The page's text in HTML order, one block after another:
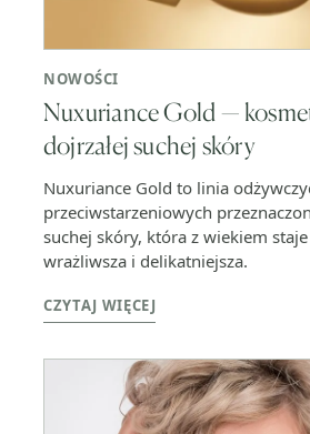
NOWOŚCI
Nuxuriance Gold —
dojrzałej suchej skóry
Nuxuriance Gold to linia
przeciwstarzeniowych
suchej skóry, która z wiekiem
wrażliwsza i delikatniejsza.
CZYTAJ WIĘCEJ